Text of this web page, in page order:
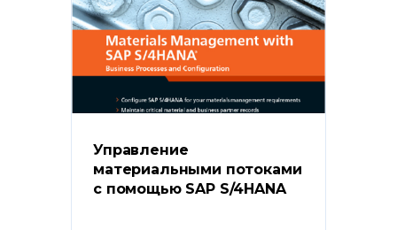
Управление
материальными потоками
с помощью SAP S/4HANA